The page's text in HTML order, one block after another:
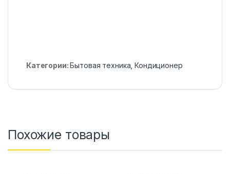
Категории:Бытовая техника ,Кондиционер
Похожие товары